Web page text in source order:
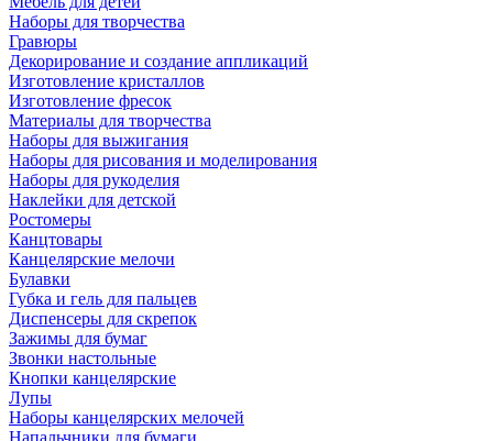
Наборы для творчества
Гравюры
Декорирование и создание аппликаций
Изготовление кристаллов
Изготовление фресок
Материалы для творчества
Наборы для выжигания
Наборы для рисования и моделирования
Наборы для рукоделия
Наклейки для детской
Ростомеры
Канцтовары
Канцелярские мелочи
Булавки
Губка и гель для пальцев
Диспенсеры для скрепок
Зажимы для бумаг
Звонки настольные
Кнопки канцелярские
Лупы
Наборы канцелярских мелочей
Напальчники для бумаги